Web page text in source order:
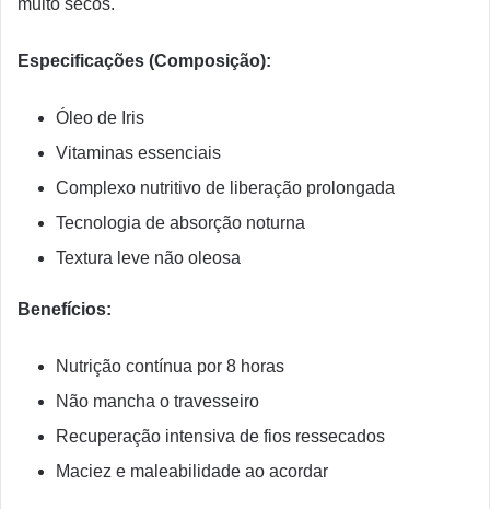
muito secos.
Especificações (Composição):
Óleo de Iris
Vitaminas essenciais
Complexo nutritivo de liberação prolongada
Tecnologia de absorção noturna
Textura leve não oleosa
Benefícios:
Nutrição contínua por 8 horas
Não mancha o travesseiro
Recuperação intensiva de fios ressecados
Maciez e maleabilidade ao acordar